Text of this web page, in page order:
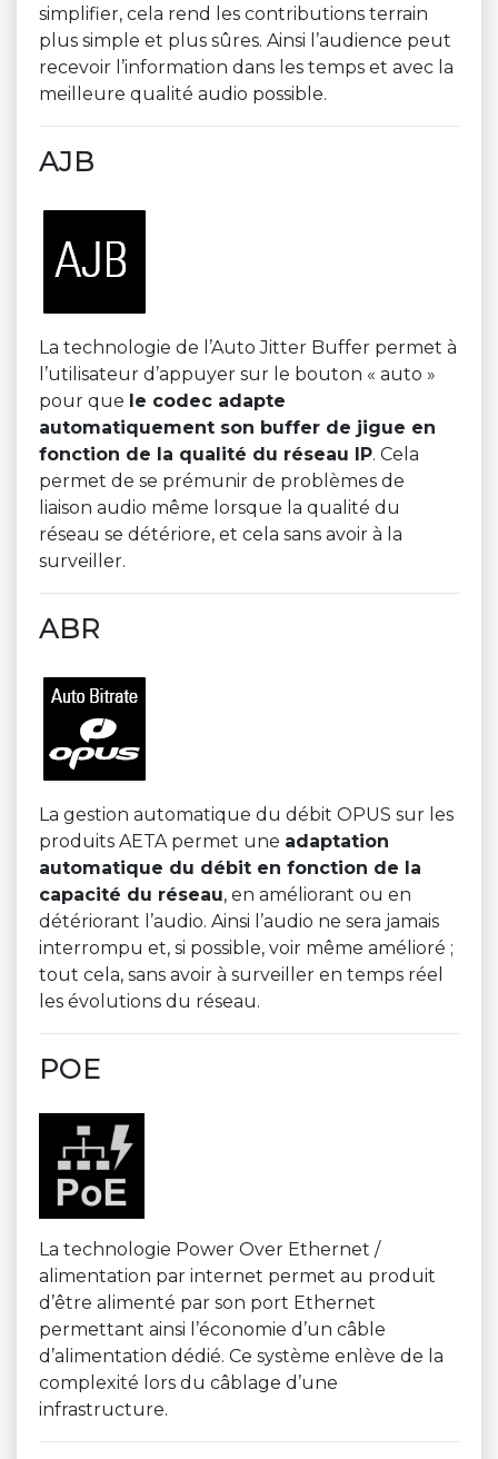
simplifier, cela rend les contributions terrain
plus simple et plus sûres. Ainsi l’audience peut
recevoir l’information dans les temps et avec la
meilleure qualité audio possible.
AJB
La technologie de l’Auto Jitter Buffer permet à
l’utilisateur d’appuyer sur le bouton « auto »
pour que le codec adapte
automatiquement son buffer de jigue en
fonction de la qualité du réseau IP. Cela
permet de se prémunir de problèmes de
liaison audio même lorsque la qualité du
réseau se détériore, et cela sans avoir à la
surveiller.
ABR
La gestion automatique du débit OPUS sur les
produits AETA permet une adaptation
automatique du débit en fonction de la
capacité du réseau, en améliorant ou en
détériorant l’audio. Ainsi l’audio ne sera jamais
interrompu et, si possible, voir même amélioré ;
tout cela, sans avoir à surveiller en temps réel
les évolutions du réseau.
POE
La technologie Power Over Ethernet /
alimentation par internet permet au produit
d’être alimenté par son port Ethernet
permettant ainsi l’économie d’un câble
d’alimentation dédié. Ce système enlève de la
complexité lors du câblage d’une
infrastructure.